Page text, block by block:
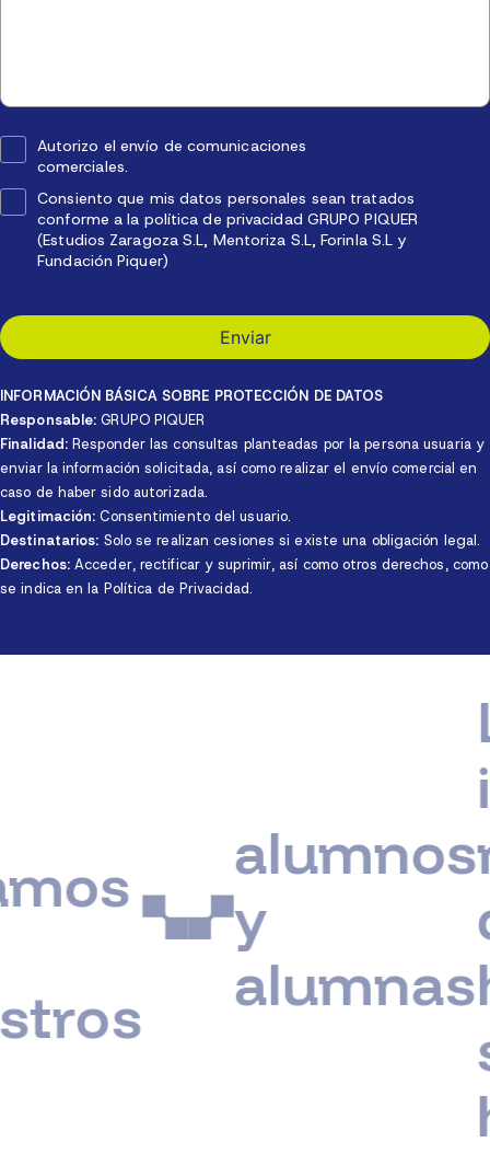
Autorizo el envío de comunicaciones
comerciales.
Consiento que mis datos personales sean tratados
conforme a la política de privacidad GRUPO PIQUER
(Estudios Zaragoza S.L, Mentoriza S.L, Forinla S.L y
Fundación Piquer)
INFORMACIÓN BÁSICA SOBRE PROTECCIÓN DE DATOS
Responsable: GRUPO PIQUER
Finalidad: Responder las consultas planteadas por la persona usuaria y
enviar la información solicitada, así como realizar el envío comercial en
caso de haber sido autorizada.
Legitimación: Consentimiento del usuario.
Destinatarios: Solo se realizan cesiones si existe una obligación legal.
Derechos:Acceder, rectificar y suprimir, así como otros derechos, como
se indica en la Política de Privacidad.
alumnos
y
alumnas
no